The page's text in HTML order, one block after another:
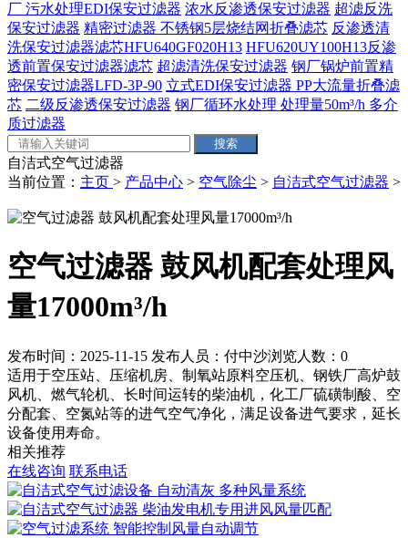
厂 污水处理EDI保安过滤器 浓水反渗透保安过滤器 超滤反洗
保安过滤器 精密过滤器 不锈钢5层烧结网折叠滤芯 反渗透清
洗保安过滤器滤芯HFU640GF020H13 HFU620UY100H13反渗
透前置保安过滤器滤芯 超滤清洗保安过滤器 钢厂锅炉前置精
密保安过滤器LFD-3P-90 立式EDI保安过滤器 PP大流量折叠滤
芯 二级反渗透保安过滤器 钢厂循环水处理 处理量50m³/h 多介
质过滤器
自洁式空气过滤器
当前位置： 主页 > 产品中心 > 空气除尘 > 自洁式空气过滤器 >
空气过滤器 鼓风机配套处理风
量17000m³/h
发布时间：2025-11-15 发布人员：付中沙浏览人数： 0
适用于空压站、压缩机房、制氧站原料空压机、钢铁厂高炉鼓
风机、燃气轮机、长时间运转的柴油机，化工厂硫磺制酸、空
分配套、空氮站等的进气空气净化，满足设备进气要求，延长
设备使用寿命。
相关推荐
在线咨询 联系电话